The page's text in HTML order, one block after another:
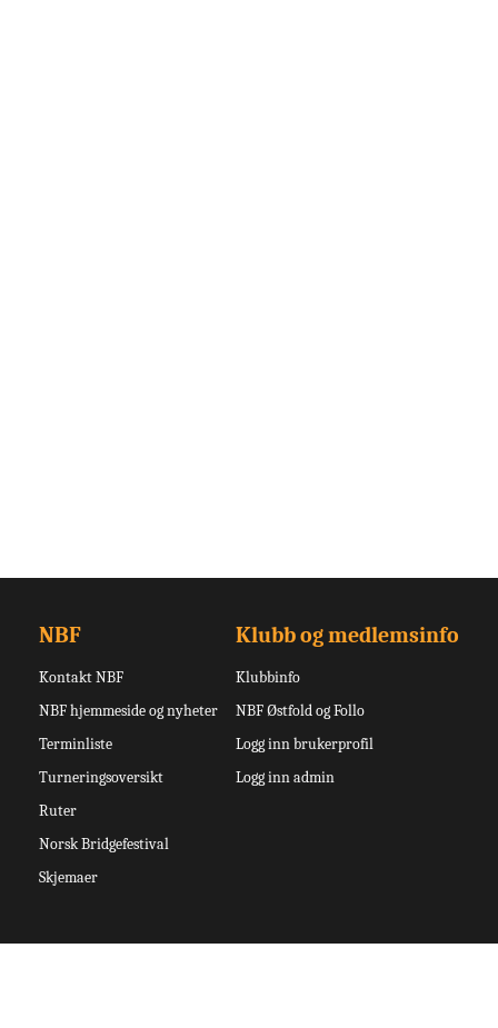
NBF
Kontakt NBF
NBF hjemmeside og nyheter
Terminliste
Turneringsoversikt
Ruter
Norsk Bridgefestival
Skjemaer
Klubb og medlemsinfo
Klubbinfo
NBF Østfold og Follo
Logg inn brukerprofil
Logg inn admin